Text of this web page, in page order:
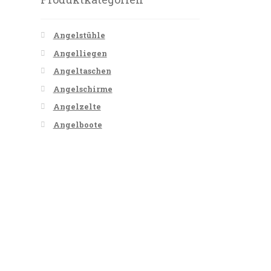
Angelstühle
Angelliegen
Angeltaschen
Angelschirme
Angelzelte
Angelboote